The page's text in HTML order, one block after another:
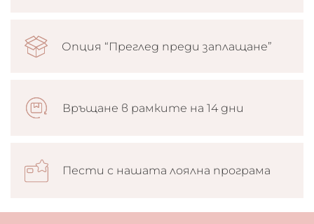
Опция “Преглед преди заплащане”
Връщане в рамките на 14 дни
Пести с нашата лоялна програма